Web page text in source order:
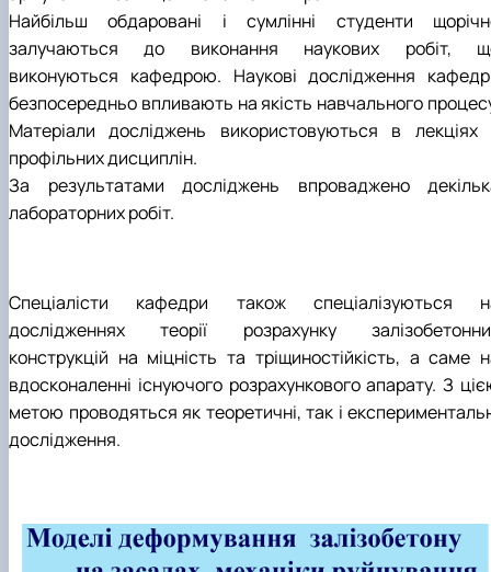
Найбільш обдаровані і сумлінні студенти
залучаються до виконання наукових робіт,
виконуються кафедрою. Наукові дослідження
безпосередньо впливають на якість навчального
Матеріали досліджень використовуються в лекціях
профільних дисциплін.
За результатами досліджень впроваджено
лабораторних робіт.
Спеціалісти кафедри також спеціалізуються
дослідженнях теорії розрахунку
конструкцій на міцність та тріщиностійкість, а саме
вдосконаленні існуючого розрахункового апарату. З
метою проводяться як теоретичні, так і
дослідження.